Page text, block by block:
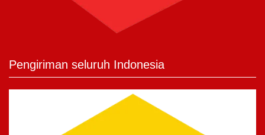
Pengiriman seluruh Indonesia